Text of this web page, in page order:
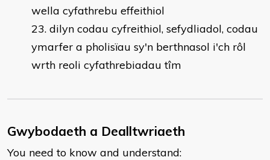
wella cyfathrebu effeithiol
dilyn codau cyfreithiol, sefydliadol, codau
ymarfer a pholisïau sy'n berthnasol i'ch rôl
wrth reoli cyfathrebiadau tîm
Gwybodaeth a Dealltwriaeth
You need to know and understand: